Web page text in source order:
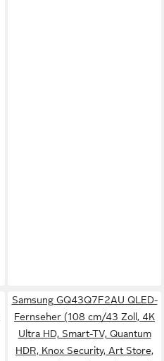
Samsung GQ43Q7F2AU QLED-
Fernseher (108 cm/43 Zoll, 4K
Ultra HD, Smart-TV, Quantum
HDR, Knox Security, Art Store,